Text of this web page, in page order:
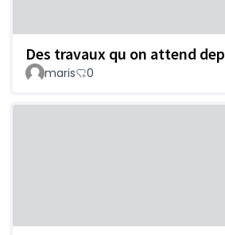
Des travaux qu on attend
maris 0